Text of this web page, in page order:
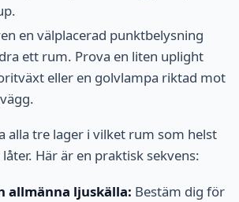
en välplacerad punktbelysning
ett rum. Prova en liten uplight
eller en golvlampa riktad mot
alla tre lager i vilket rum som helst
Här är en praktisk sekvens:
allmänna ljuskälla: Bestäm dig för